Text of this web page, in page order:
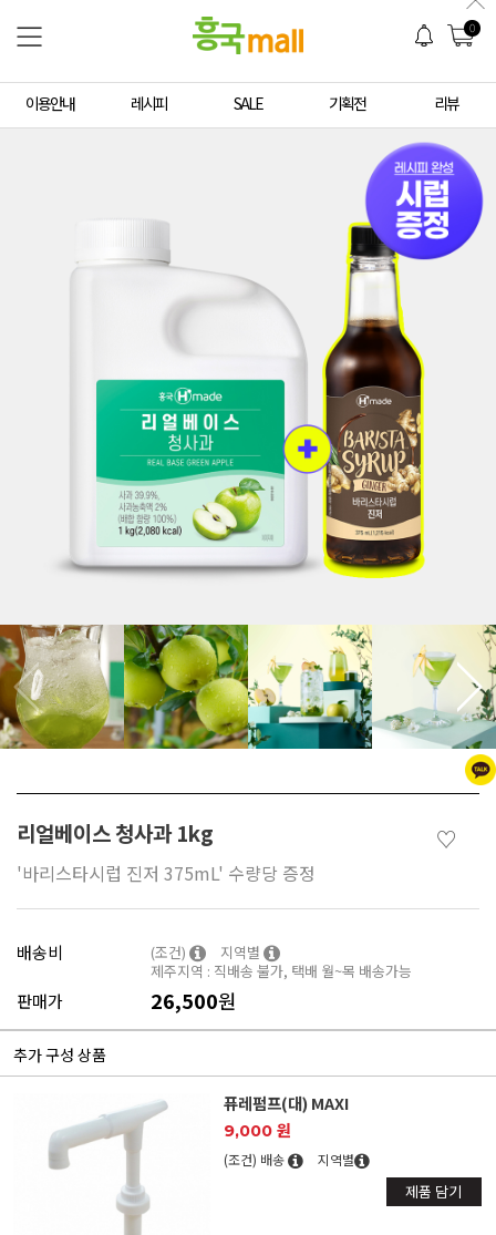
0
이용안내 레시피 SALE 기획전 리뷰
리얼베이스 청사과 1kg ♡
'바리스타시럽 진저 375mL' 수량당 증정
배송비 (조건)
지역별
제주지역 : 직배송 불가, 택배 월~목 배송가능
판매가 26,500원
추가 구성 상품
퓨레펌프(대) MAXI
9,000 원
(조건) 배송 지역별
제품 담기